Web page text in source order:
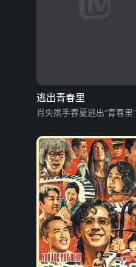
逃出青春里
肖央携手春夏逃出“青春里”